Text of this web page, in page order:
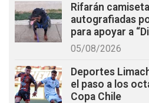
Rifarán
autografiadas
para apoyar a
05/08/2026
Deportes
el paso a los
Copa Chile